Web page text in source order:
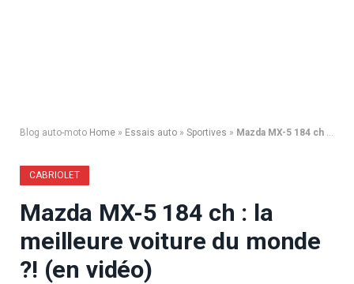
Blog auto-moto Home » Essais auto » Sportives » Mazda MX-5 184 ch : la meilleure voiture du monde ?! (en vidéo)
CABRIOLET
Mazda MX-5 184 ch : la
meilleure voiture du monde
?! (en vidéo)